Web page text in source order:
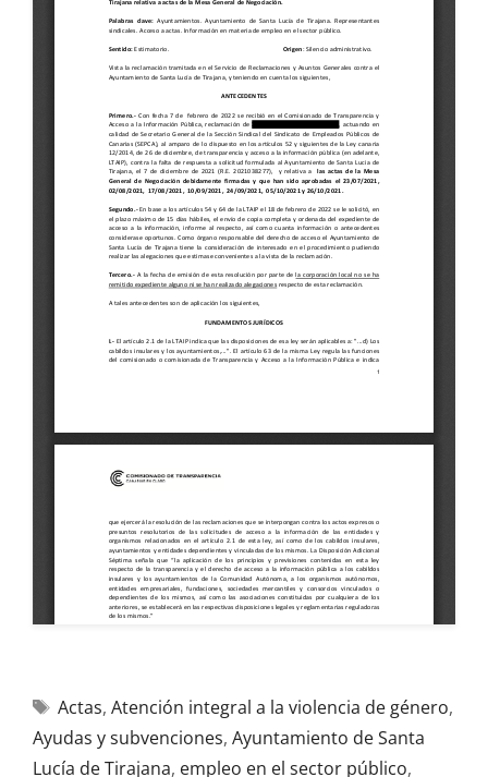
Actas, Atención integral a la violencia de género,
Ayudas y subvenciones, Ayuntamiento de Santa
Lucía de Tirajana, empleo en el sector público,